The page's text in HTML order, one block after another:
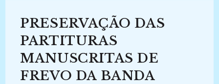
PRESERVAÇÃO DAS
PARTITURAS
MANUSCRITAS DE
FREVO DA BANDA